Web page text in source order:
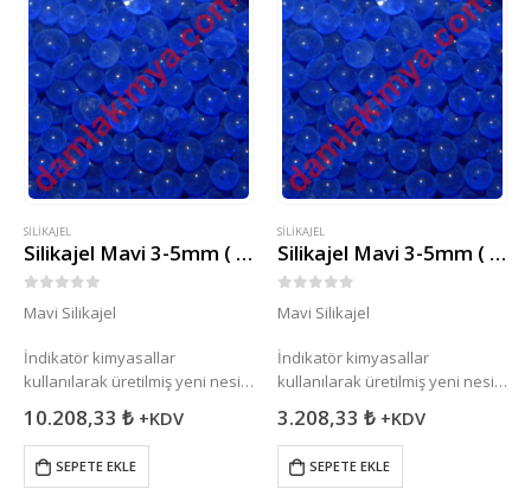
SILIKAJEL
Silikajel Mavi 3-5mm ( 25Kg )
Mavi Silikajel
İndikatör kimyasallar
kullanılarak üretilmiş yeni nesil
Silikajel ürünüdür. Yapısında
bulunan indikatör ( Gösterde )
sayesinde havadan nem
aldıkça başlangıç rengi olan
10.208,33 ₺ +KDV
SEPETE EKLE
SILIKAJEL
Silikajel Mavi 3-5mm ( 5kg )
Mavi Silikajel
İndikatör kimyasallar
kullanılarak üretilmiş yeni nesil
Silikajel ürünüdür. Yapısında
bulunan indikatör ( Gösterde )
sayesinde havadan nem
aldıkça başlangıç rengi olan
3.208,33 ₺ +KDV
SEPETE EKLE